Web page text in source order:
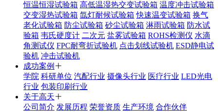
恒温恒湿试验箱 高低温湿热交变试验箱 温度冲击试验箱
交变湿热试验箱 氙灯耐候试验箱 快速温变试验箱 换气
老化试验箱 防尘试验箱 砂尘试验箱 淋雨试验箱 防水试
验箱 韦氏硬度计 二次元 盐雾试验箱 ROHS检测仪 水滴
角测试仪 FPC耐弯折试验机 点击划线试验机 ESD静电试
验机 冲击试验机
成功案例
学院 科研单位 汽配行业 摄像头行业 医疗行业 LED光电
行业 包装印刷行业
关于高天
公司简介 发展历程 荣誉资质 生产环境 合作伙伴